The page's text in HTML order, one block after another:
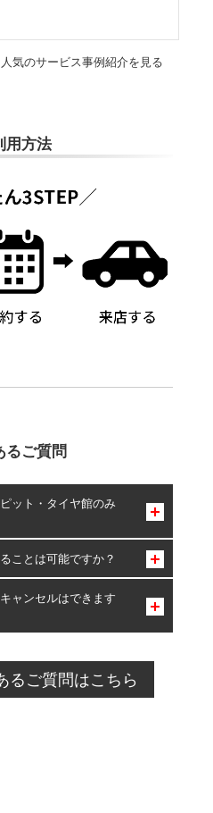
人気のサービス事例紹介を見る
用方法
るご質問
ット・タイヤ館のみ
みとなります。
ことは可能ですか？
可能です。
合わせに限り、同時にご予約が
ャンセルはできます
を過ぎている場合のご予約
は、直接ご予約の店舗まで
るご質問はこちら